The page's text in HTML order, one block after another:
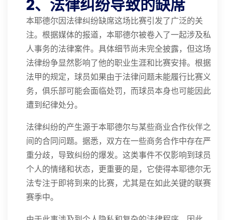
2、法律纠纷导致的缺席
本耶德尔因法律纠纷缺席这场比赛引发了广泛的关
注。根据媒体的报道，本耶德尔被卷入了一起涉及私
人事务的法律案件。具体细节尚未完全披露，但这场
法律纷争显然影响了他的职业生涯和比赛安排。根据
法甲的规定，球员如果由于法律问题未能履行比赛义
务，俱乐部可能会面临处罚，而球员本身也可能因此
遭到纪律处分。
法律纠纷的产生源于本耶德尔与某些商业合作伙伴之
间的合同问题。据悉，双方在一些商务合作中存在严
重分歧，导致纠纷的爆发。这类事件不仅影响到球员
个人的情绪和状态，更重要的是，它使得本耶德尔无
法专注于即将到来的比赛，尤其是在如此关键的联赛
赛季中。